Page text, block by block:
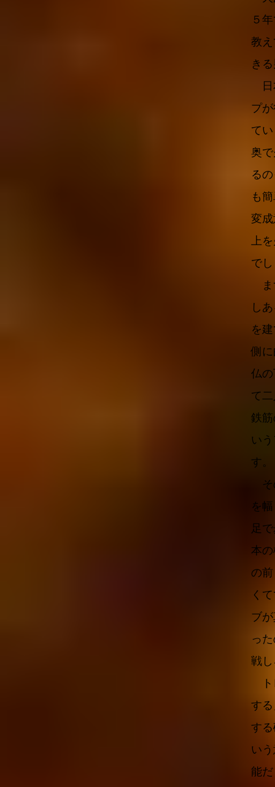
５
教
き
日
プ
て
奥
る
も
変
上
で
ま
し
を
側
仏
て
鉄
い
す。
そ
を
足
本
の
く
ブ
っ
戦
ト
す
す
い
能